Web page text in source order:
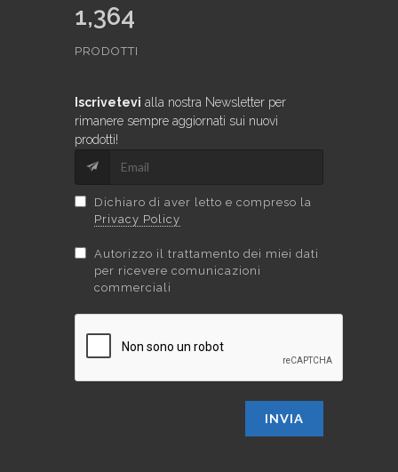
1,364
PRODOTTI
Iscrivetevi alla nostra Newsletter per
rimanere sempre aggiornati sui nuovi
prodotti!
Dichiaro di aver letto e compreso la
Privacy Policy
Autorizzo il trattamento dei miei dati
per ricevere comunicazioni
commerciali
INVIA